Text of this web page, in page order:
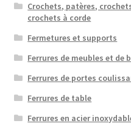
Crochets, patères,
crochets à corde
Fermetures et supports
Ferrures de meubles et de
Ferrures de portes
Ferrures de table
Ferrures en acier